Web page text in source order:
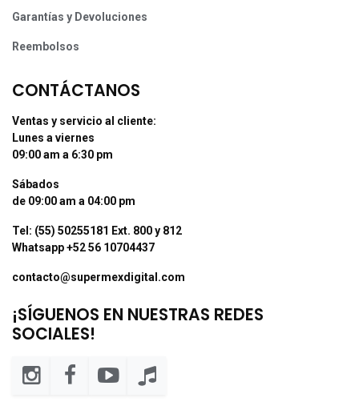
Garantías y Devoluciones
Reembolsos
CONTÁCTANOS
Ventas y servicio al cliente:
Lunes a viernes
09:00 am a 6:30 pm
Sábados
de 09:00 am a 04:00 pm
Tel: (55) 50255181 Ext. 800 y 812
Whatsapp +52 56 10704437
contacto@supermexdigital.com
¡SÍGUENOS EN NUESTRAS REDES
SOCIALES!